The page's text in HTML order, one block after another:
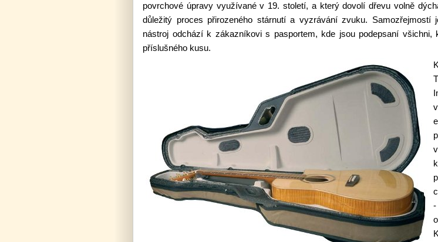
povrchové úpravy využívané v 19. století, a který dovolí dřevu volně
důležitý proces přirozeného stárnutí a vyzrávání zvuku.
nástroj odchází k zákazníkovi s pasportem, kde jsou podepsaní všichni,
příslušného kusu.